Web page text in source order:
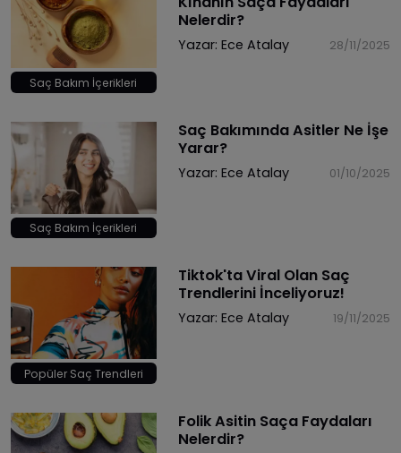
Saç Bakım İçerikleri
Nelerdir?
Yazar: Ece Atalay 28/11/2025
Saç Bakım İçerikleri
Saç Bakımında Asitler Ne İşe
Yarar?
Yazar: Ece Atalay 01/10/2025
Popüler Saç Trendleri
Tiktok'ta Viral Olan Saç
Trendlerini İnceliyoruz!
Yazar: Ece Atalay 19/11/2025
Folik Asitin Saça Faydaları
Nelerdir?